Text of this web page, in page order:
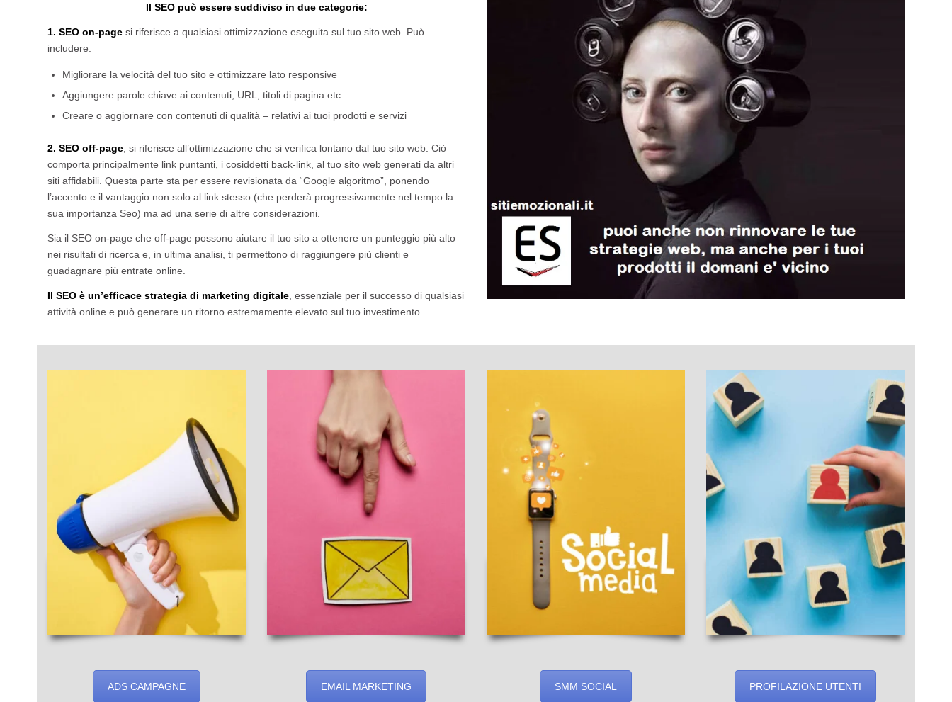
Il SEO può essere suddiviso in due categorie:
1. SEO on-page si riferisce a qualsiasi ottimizzazione eseguita sul tuo sito web. Può
includere:
Migliorare la velocità del tuo sito e ottimizzare lato responsive
Aggiungere parole chiave ai contenuti, URL, titoli di pagina etc.
Creare o aggiornare con contenuti di qualità – relativi ai tuoi prodotti e servizi
2. SEO off-page, si riferisce all’ottimizzazione che si verifica lontano dal tuo sito web. Ciò
comporta principalmente link puntanti, i cosiddetti back-link, al tuo sito web generati da altri
siti affidabili. Questa parte sta per essere revisionata da “Google algoritmo”, ponendo
l’accento e il vantaggio non solo al link stesso (che perderà progressivamente nel tempo la
sua importanza Seo) ma ad una serie di altre considerazioni.
Sia il SEO on-page che off-page possono aiutare il tuo sito a ottenere un punteggio più alto
nei risultati di ricerca e, in ultima analisi, ti permettono di raggiungere più clienti e
guadagnare più entrate online.
Il SEO è un’efficace strategia di marketing digitale, essenziale per il successo di qualsiasi
attività online e può generare un ritorno estremamente elevato sul tuo investimento.
ADS CAMPAGNE EMAIL MARKETING SMM SOCIAL PROFILAZIONE UTENTI